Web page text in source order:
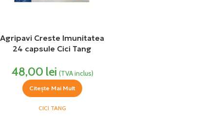
Agripavi Creste Imunitatea
24 capsule Cici Tang
48,00 lei (TVA inclus)
Citește Mai Mult
CICI TANG